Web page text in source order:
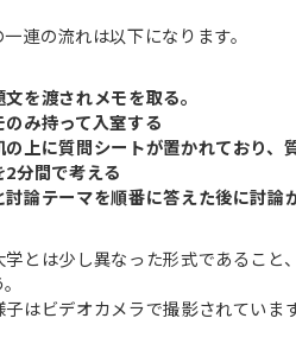
連の流れは以下になります。
を渡されメモを取る。
み持って入室する
上に質問シートが置かれており、
分間で考える
論テーマを順番に答えた後に討論
学とは少し異なった形式であるこ
子はビデオカメラで撮影されてい